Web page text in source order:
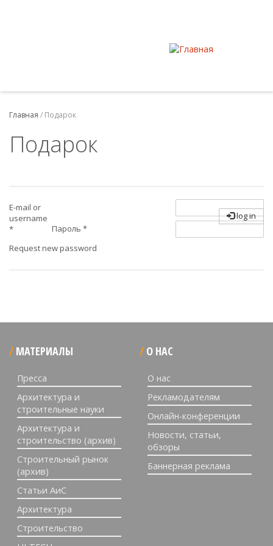
Главная / Подарок
Подарок
E-mail or
username
*
Пароль *
Request new password
log in
МАТЕРИАЛЫ
Пресса
Архитектура и
строительные науки
Архитектура и
строительство (архив)
Строительный рынок
(архив)
Статьи АиС
Архитектура
Строительство
О НАС
О нас
Рекламодателям
Онлайн-конференции
Новости, статьи,
обзоры
Баннерная реклама